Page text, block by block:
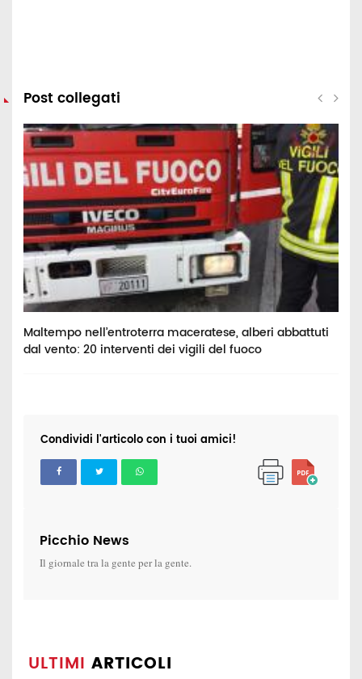
Post collegati
Maltempo nell’entroterra maceratese, alberi abbattuti
dal vento: 20 interventi dei vigili del fuoco
Condividi l'articolo con i tuoi amici!
Picchio News
Il giornale tra la gente per la gente.
ULTIMI ARTICOLI